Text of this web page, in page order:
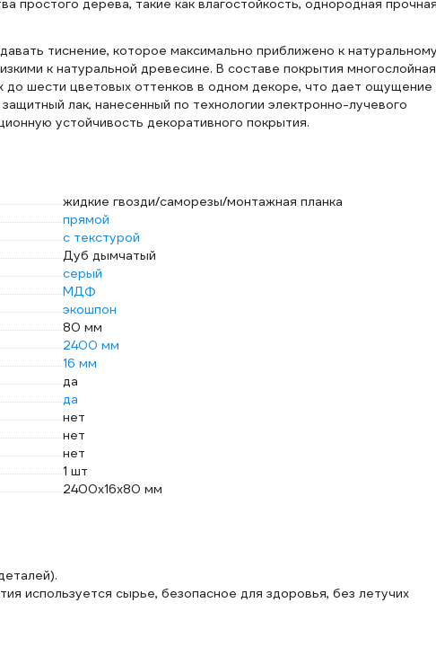
простого дерева, такие как влагостойкость, однородная
тиснение, которое максимально приближено к
к натуральной древесине. В составе покрытия
до шести цветовых оттенков в одном декоре, что дает ощущение
лак, нанесенный по технологии электронно-лучевого
устойчивость декоративного покрытия.
жидкие гвозди/саморезы/монтажная планка
прямой
с текстурой
Дуб дымчатый
серый
МДФ
экошпон
80 мм
2400 мм
16 мм
да
да
нет
нет
нет
1 шт
2400х16х80 мм
используется сырье, безопасное для здоровья, без летучих